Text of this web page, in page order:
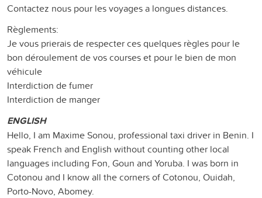
Contactez nous pour les voyages a longues distances.
Règlements:
Je vous prierais de respecter ces quelques règles pour le
bon déroulement de vos courses et pour le bien de mon
véhicule
Interdiction de fumer
Interdiction de manger
ENGLISH
Hello, I am Maxime Sonou, professional taxi driver in Benin. I
speak French and English without counting other local
languages ​​including Fon, Goun and Yoruba. I was born in
Cotonou and I know all the corners of Cotonou, Ouidah,
Porto-Novo, Abomey.